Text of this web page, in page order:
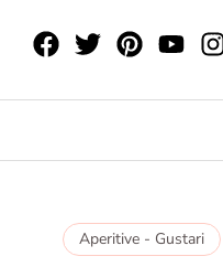
Aperitive - Gustari